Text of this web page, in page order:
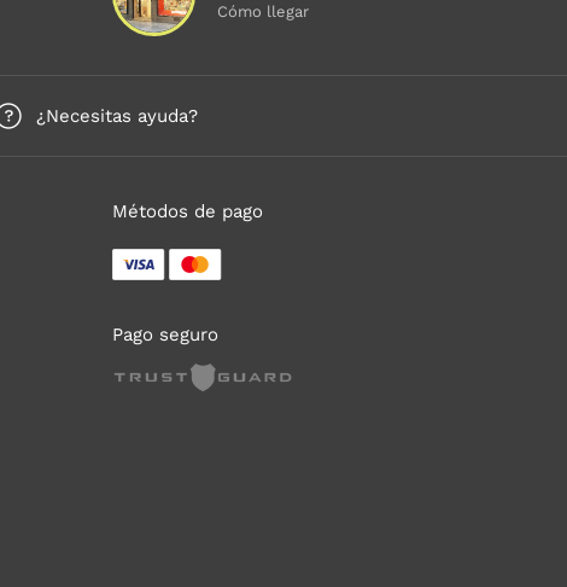
Cómo llegar
¿Necesitas ayuda?
Métodos de pago
Pago seguro